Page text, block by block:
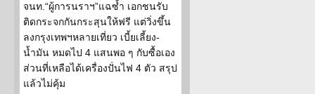
จนท.“ผู้การนราฯ”แฉซ้ำ เอกชนรับ
ติดกระจกกันกระสุนให้ฟรี แต่วิ่งขึ้น
ลงกรุงเทพฯหลายเที่ยว เบี้ยเลี้ยง-
น้ำมัน หมดไป 4 แสนพอ ๆ กับซื้อเอง
ส่วนที่เหลือได้เครื่องปั่นไฟ 4 ตัว สรุป
แล้วไม่คุ้ม